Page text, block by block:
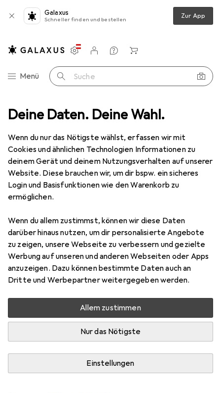
Deine Daten. Deine Wahl.
Wenn du nur das Nötigste wählst, erfassen wir mit
Cookies und ähnlichen Technologien Informationen zu
deinem Gerät und deinem Nutzungsverhalten auf unserer
Website. Diese brauchen wir, um dir bspw. ein sicheres
Login und Basisfunktionen wie den Warenkorb zu
ermöglichen.
Wenn du allem zustimmst, können wir diese Daten
darüber hinaus nutzen, um dir personalisierte Angebote
zu zeigen, unsere Webseite zu verbessern und gezielte
Werbung auf unseren und anderen Webseiten oder Apps
anzuzeigen. Dazu können bestimmte Daten auch an
Dritte und Werbepartner weitergegeben werden.
Allem zustimmen
Nur das Nötigste
Einstellungen
Galaxus
Schneller finden und bestellen Zur App
Navigation nach Kategorien
Menü Suche
Einstellungen
Kundenkonto
Vergleichslisten
Merklisten
Warenkorb
Büro + Schreibwaren Basteln Bastelhilfsmittel
Bastelhilfsmittel
EntdeckenForum